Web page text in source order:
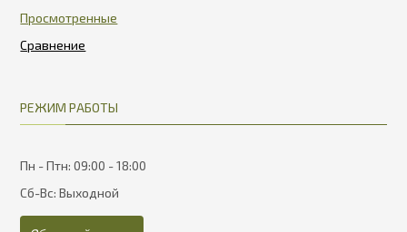
Просмотренные
РЕЖИМ РАБОТЫ
Пн - Птн: 09:00 - 18:00
Сб-Вс: Выходной